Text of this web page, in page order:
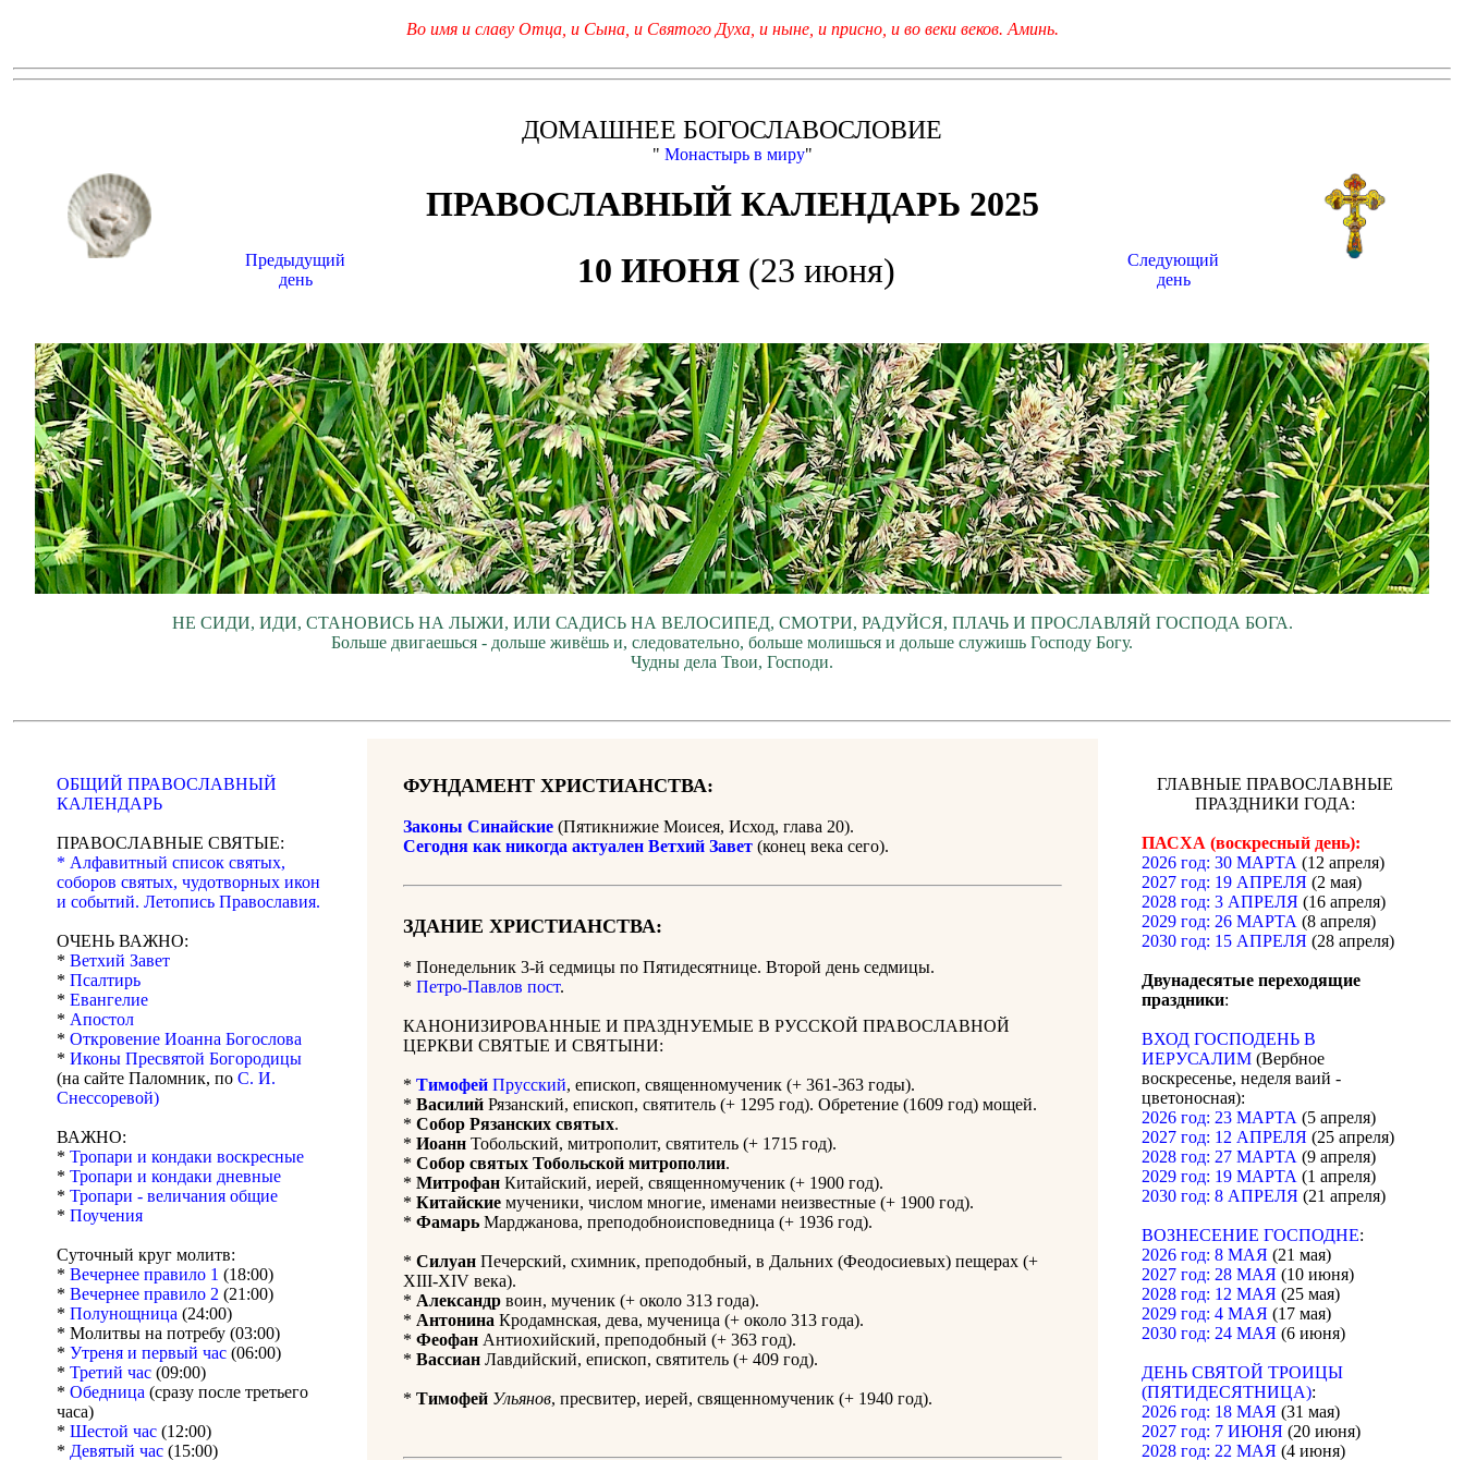
Во имя и славу Отца, и Сына, и Святого Духа, и ныне, и присно, и во веки веков. Аминь.
ДОМАШНЕЕ БОГОСЛАВОСЛОВИЕ
" Монастырь в миру"
ПРАВОСЛАВНЫЙ КАЛЕНДАРЬ 2025
Предыдущий
день
10 ИЮНЯ (23 июня)
Следующий
день
НЕ СИДИ, ИДИ, СТАНОВИСЬ НА ЛЫЖИ, ИЛИ САДИСЬ НА ВЕЛОСИПЕД, СМОТРИ, РАДУЙСЯ, ПЛАЧЬ И ПРОСЛАВЛЯЙ ГОСПОДА БОГА.
Больше двигаешься - дольше живёшь и, следовательно, больше молишься и дольше служишь Господу Богу.
Чудны дела Твои, Господи.
ОБЩИЙ ПРАВОСЛАВНЫЙ
КАЛЕНДАРЬ
ПРАВОСЛАВНЫЕ СВЯТЫЕ:
* Алфавитный список святых,
соборов святых, чудотворных икон
и событий. Летопись Православия.
ОЧЕНЬ ВАЖНО:
* Ветхий Завет
* Псалтирь
* Евангелие
* Апостол
* Откровение Иоанна Богослова
* Иконы Пресвятой Богородицы
(на сайте Паломник, по С. И.
Снессоревой)
ВАЖНО:
* Тропари и кондаки воскресные
* Тропари и кондаки дневные
* Тропари - величания общие
* Поучения
Суточный круг молитв:
* Вечернее правило 1 (18:00)
* Вечернее правило 2 (21:00)
* Полунощница (24:00)
* Молитвы на потребу (03:00)
* Утреня и первый час (06:00)
* Третий час (09:00)
* Обедница (сразу после третьего
часа)
* Шестой час (12:00)
* Девятый час (15:00)
ФУНДАМЕНТ ХРИСТИАНСТВА:
Законы Синайские (Пятикнижие Моисея, Исход, глава 20).
Сегодня как никогда актуален Ветхий Завет (конец века сего).
ЗДАНИЕ ХРИСТИАНСТВА:
* Понедельник 3-й седмицы по Пятидесятнице. Второй день седмицы.
* Петро-Павлов пост.
КАНОНИЗИРОВАННЫЕ И ПРАЗДНУЕМЫЕ В РУССКОЙ ПРАВОСЛАВНОЙ
ЦЕРКВИ СВЯТЫЕ И СВЯТЫНИ:
* Тимофей Прусский, епископ, священномученик (+ 361-363 годы).
* Василий Рязанский, епископ, святитель (+ 1295 год). Обретение (1609 год) мощей.
* Собор Рязанских святых.
* Иоанн Тобольский, митрополит, святитель (+ 1715 год).
* Собор святых Тобольской митрополии.
* Митрофан Китайский, иерей, священномученик (+ 1900 год).
* Китайские мученики, числом многие, именами неизвестные (+ 1900 год).
* Фамарь Марджанова, преподобноисповедница (+ 1936 год).
* Силуан Печерский, схимник, преподобный, в Дальних (Феодосиевых) пещерах (+
XIII-XIV века).
* Александр воин, мученик (+ около 313 года).
* Антонина Кродамнская, дева, мученица (+ около 313 года).
* Феофан Антиохийский, преподобный (+ 363 год).
* Вассиан Лавдийский, епископ, святитель (+ 409 год).
* Тимофей Ульянов, пресвитер, иерей, священномученик (+ 1940 год).
ГЛАВНЫЕ ПРАВОСЛАВНЫЕ
ПРАЗДНИКИ ГОДА:
ПАСХА (воскресный день):
2026 год: 30 МАРТА (12 апреля)
2027 год: 19 АПРЕЛЯ (2 мая)
2028 год: 3 АПРЕЛЯ (16 апреля)
2029 год: 26 МАРТА (8 апреля)
2030 год: 15 АПРЕЛЯ (28 апреля)
Двунадесятые переходящие
праздники:
ВХОД ГОСПОДЕНЬ В
ИЕРУСАЛИМ (Вербное
воскресенье, неделя ваий -
цветоносная):
2026 год: 23 МАРТА (5 апреля)
2027 год: 12 АПРЕЛЯ (25 апреля)
2028 год: 27 МАРТА (9 апреля)
2029 год: 19 МАРТА (1 апреля)
2030 год: 8 АПРЕЛЯ (21 апреля)
ВОЗНЕСЕНИЕ ГОСПОДНЕ:
2026 год: 8 МАЯ (21 мая)
2027 год: 28 МАЯ (10 июня)
2028 год: 12 МАЯ (25 мая)
2029 год: 4 МАЯ (17 мая)
2030 год: 24 МАЯ (6 июня)
ДЕНЬ СВЯТОЙ ТРОИЦЫ
(ПЯТИДЕСЯТНИЦА):
2026 год: 18 МАЯ (31 мая)
2027 год: 7 ИЮНЯ (20 июня)
2028 год: 22 МАЯ (4 июня)